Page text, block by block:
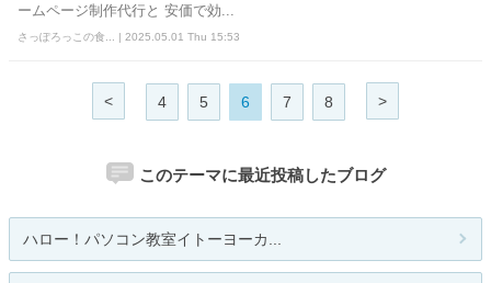
ームページ制作代行と 安価で効...
さっぽろっこの食... | 2025.05.01 Thu 15:53
< 4 5 6 7 8 >
このテーマに最近投稿したブログ
ハロー！パソコン教室イトーヨーカ...